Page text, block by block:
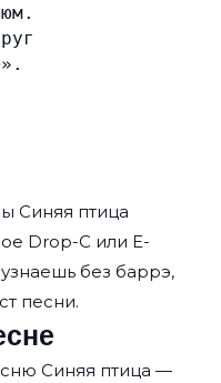
Синяя птица
Drop-C или E-
без баррэ,
песни.
Синяя птица —